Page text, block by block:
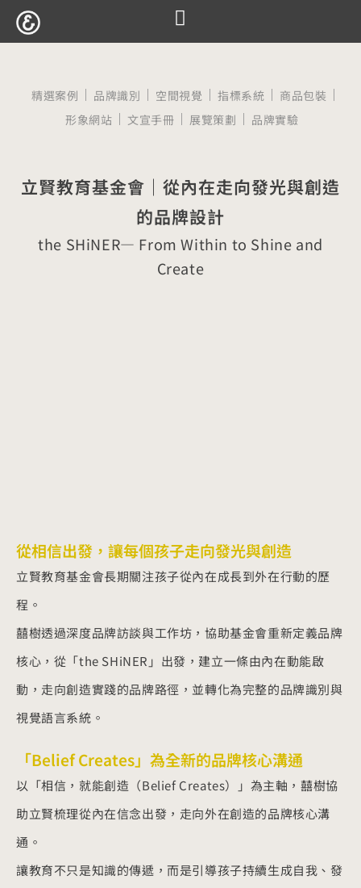
精選案例 品牌識別 空間視覺 指標系統
商品包裝
形象網站
文宣手冊 展覽策劃 品牌實驗
立賢教育基金會｜從內在走向發光與創造
的品牌設計
the SHiNER— From Within to Shine and
Create
從相信出發，讓每個孩子走向發光與創造
立賢教育基金會長期關注孩子從內在成長到外在行動的歷
程。
囍樹透過深度品牌訪談與工作坊，協助基金會重新定義品牌
核心，從「the SHiNER」出發，建立一條由內在動能啟
動，走向創造實踐的品牌路徑，並轉化為完整的品牌識別與
視覺語言系統。
「Belief Creates」為全新的品牌核心溝通
以「相信，就能創造（Belief Creates）」為主軸，囍樹協
助立賢梳理從內在信念出發，走向外在創造的品牌核心溝
通。
讓教育不只是知識的傳遞，而是引導孩子持續生成自我、發